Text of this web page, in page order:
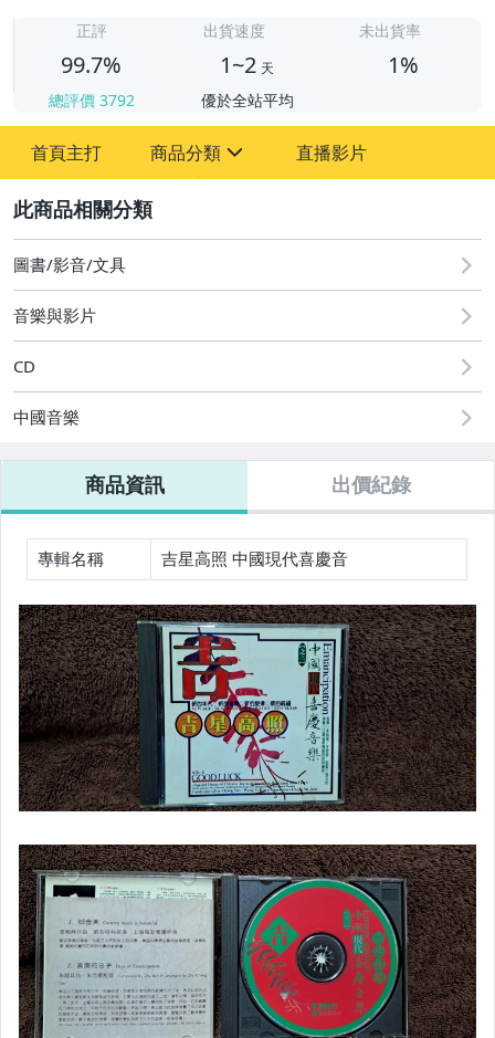
正評
99.7%
總評價 3792
出貨速度
1~2 天
優於全站平均
未出貨率
1%
首頁主打 商品分類
其它
直播影片
圖書/影音/文具
音樂與影片
CD
中國音樂
商品資訊 出價紀錄
專輯名稱 吉星高照 中國現代喜慶音